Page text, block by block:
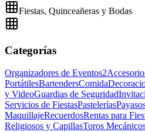
Fiestas, Quinceañeras y Bodas
Categorías
Organizadores de Eventos2
PortátilesBartendersComida
y VideoGuardias de Seguridad
Servicios de FiestasPastelerías
MaquillajeRecuerdosRentas para
Religiosos y CapillasToros